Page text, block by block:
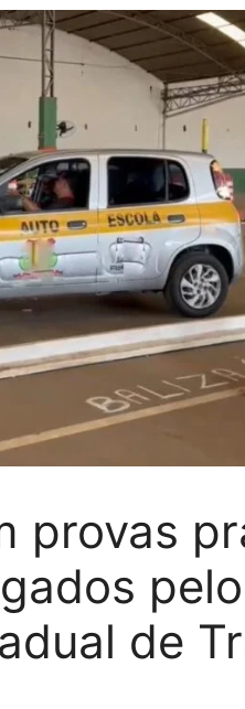
provas
pelo
de